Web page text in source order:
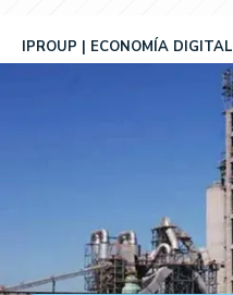
IPROUP ECONOMÍA DIGITAL